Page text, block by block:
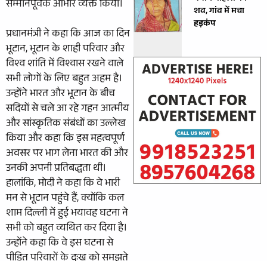
सम्मानपूर्वक आभार व्यक्त किया।
प्रधानमंत्री ने कहा कि आज का दिन
भूटान, भूटान के शाही परिवार और
विश्व शांति में विश्वास रखने वाले
सभी लोगों के लिए बहुत अहम है।
उन्होंने भारत और भूटान के बीच
सदियों से चले आ रहे गहन आत्मीय
और सांस्कृतिक संबंधों का उल्लेख
किया और कहा कि इस महत्वपूर्ण
अवसर पर भाग लेना भारत की और
उनकी अपनी प्रतिबद्धता थी।
हालांकि, मोदी ने कहा कि वे भारी
मन से भूटान पहुंचे हैं, क्योंकि कल
शाम दिल्ली में हुई भयावह घटना ने
सभी को बहुत व्यथित कर दिया है।
उन्होंने कहा कि वे इस घटना से
शव, गांव में मचा
हड़कंप